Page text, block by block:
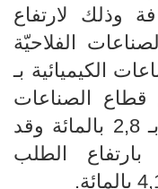
وذلك لارتفاع
الفلاحيّة
والصناعات الكيميائية بـ
قطاع الصناعات
الميكانيكية والكهربائية نموًا بـ 2,8 بالمائة وقد
الطلب